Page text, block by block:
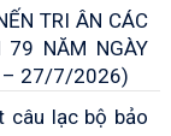
TRI ÂN CÁC
79 NĂM NGÀY
– 27/7/2026)
câu lạc bộ bảo